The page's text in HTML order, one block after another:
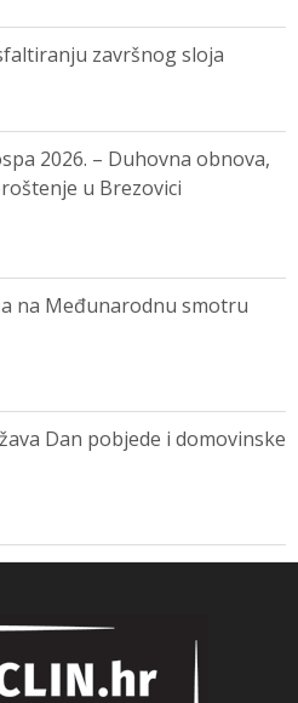
završnog sloja
2026. – Duhovna obnova,
u Brezovici
na Međunarodnu smotru
Dan pobjede i domovinske